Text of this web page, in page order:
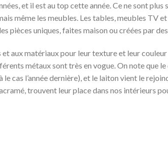
et il est au top cette année. Ce ne sont plus
même les meubles. Les tables, meubles TV
pièces uniques, faites maison ou créées par
et aux matériaux pour leur texture et leur
métaux sont très en vogue. On note que
le cas l’année dernière), et le laiton vient le
trouvent leur place dans nos intérieurs